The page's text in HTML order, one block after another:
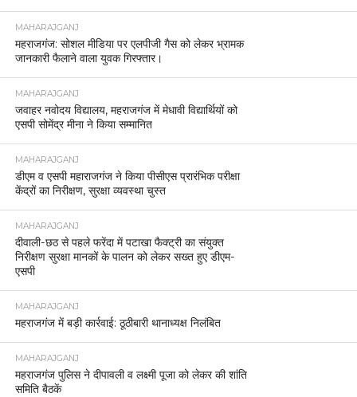
MAHARAJGANJ
महराजगंज: सोशल मीडिया पर एलपीजी गैस को लेकर भ्रामक
जानकारी फैलाने वाला युवक गिरफ्तार।
MAHARAJGANJ
जवाहर नवोदय विद्यालय, महराजगंज में मेधावी विद्यार्थियों को
एसपी सोमेंद्र मीना ने किया सम्मानित
MAHARAJGANJ
डीएम व एसपी महाराजगंज ने किया पीसीएस प्रारंभिक परीक्षा
केंद्रों का निरीक्षण, सुरक्षा व्यवस्था चुस्त
MAHARAJGANJ
दीवाली-छठ से पहले फरेंदा में पटाखा फैक्ट्री का संयुक्त
निरीक्षण सुरक्षा मानकों के पालन को लेकर सख्त हुए डीएम-
एसपी
MAHARAJGANJ
महराजगंज में बड़ी कार्रवाई: ठूठीबारी थानाध्यक्ष निलंबित
MAHARAJGANJ
महराजगंज पुलिस ने दीपावली व लक्ष्मी पूजा को लेकर की शांति
समिति बैठकें